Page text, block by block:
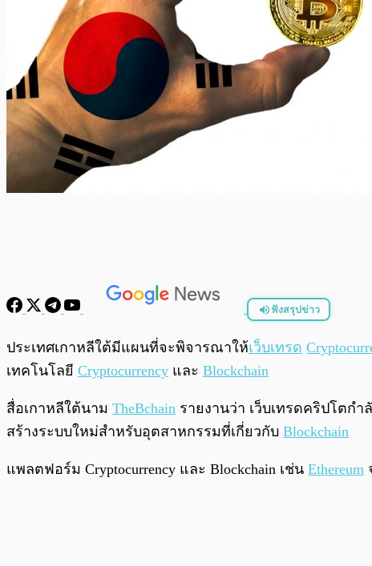
ฟังสรุปข่าว
พร้อมเล่น
ประเทศเกาหลีใต้มีแผนที่จะพิจารณาให้เว็บเทรด
เทคโนโลยี Cryptocurrency และ Blockchain
สื่อเกาหลีใต้นาม TheBchain รายงานว่า เว็บเทรดคริปโตก
สร้างระบบใหม่สำหรับอุตสาหกรรมที่เกี่ยวกับ Blockchain
แพลตฟอร์ม Cryptocurrency และ Blockchain เช่น Ethereum